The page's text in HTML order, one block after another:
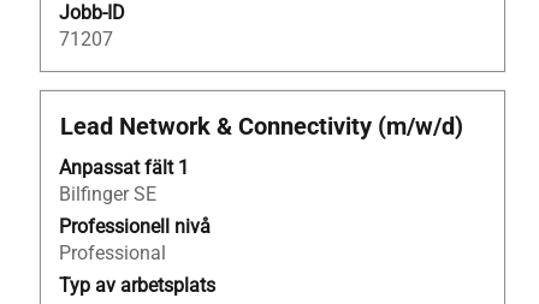
Jobb-ID
71207
Titel
Lead Network & Connectivity (m/w/d)
Anpassat fält 1
Bilfinger SE
Professionell nivå
Professional
Typ av arbetsplats
Klicka
blankstegstangenten
för
att
visa
allt